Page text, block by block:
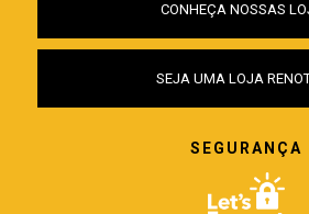
CONHEÇA NOSSAS
SEJA UMA LOJA
SEGURANÇA